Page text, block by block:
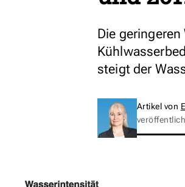
Die
steigt der
Artikel von